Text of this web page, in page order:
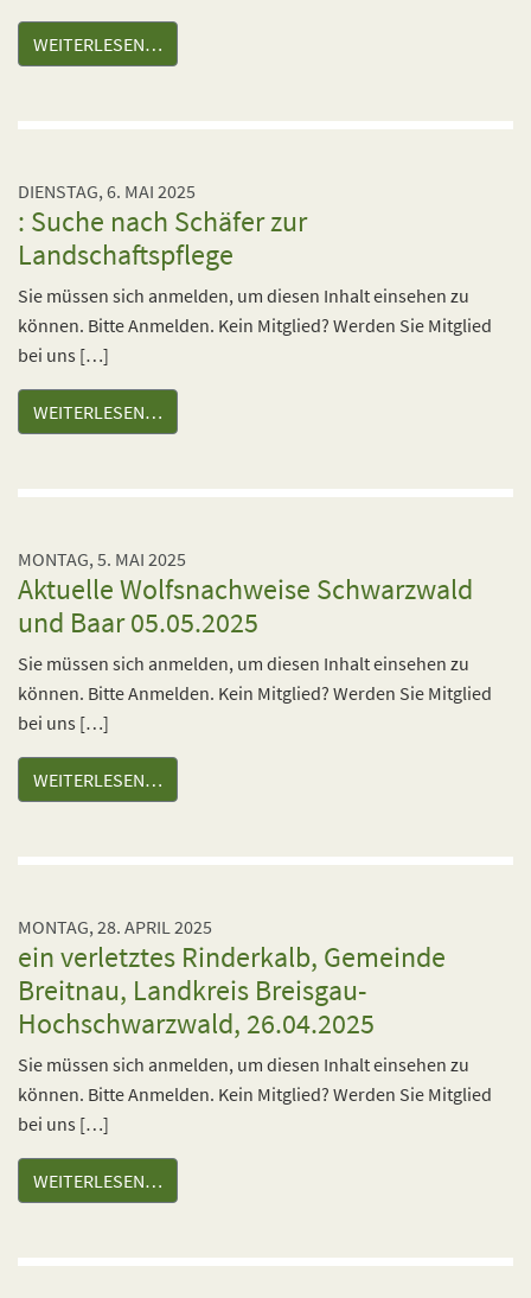
WEITERLESEN…
DIENSTAG, 6. MAI 2025
: Suche nach Schäfer zur
Landschaftspflege
Sie müssen sich anmelden, um diesen Inhalt einsehen zu
können. Bitte Anmelden. Kein Mitglied? Werden Sie Mitglied
bei uns […]
WEITERLESEN…
MONTAG, 5. MAI 2025
Aktuelle Wolfsnachweise Schwarzwald
und Baar 05.05.2025
Sie müssen sich anmelden, um diesen Inhalt einsehen zu
können. Bitte Anmelden. Kein Mitglied? Werden Sie Mitglied
bei uns […]
WEITERLESEN…
MONTAG, 28. APRIL 2025
ein verletztes Rinderkalb, Gemeinde
Breitnau, Landkreis Breisgau-
Hochschwarzwald, 26.04.2025
Sie müssen sich anmelden, um diesen Inhalt einsehen zu
können. Bitte Anmelden. Kein Mitglied? Werden Sie Mitglied
bei uns […]
WEITERLESEN…